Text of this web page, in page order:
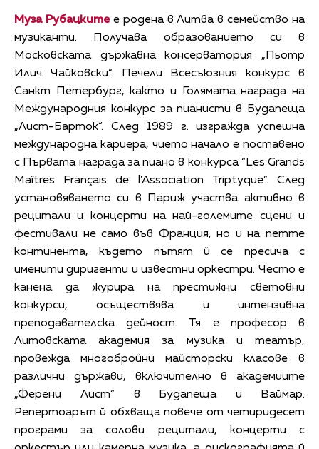
Муза Рубацкитее родена в Литва в семейство на
музиканти. Получава образованието си в
Московската държавна консерватория „Пьотр
Илич Чайковски“. Печели Всесъюзния конкурс в
Санкт Петербург, както и Голямата награда на
Международния конкурс за пианисти в Будапеща
„Лист-Барток“. След 1989 г. изгражда успешна
международна кариера, чието начало е поставено
с Първата награда за пиано в конкурса “Les Grands
Maîtres Français de l'Association Triptyque”. След
установяването си в Париж участва активно в
рецитали и концерти на най-големите сцени и
фестивали не само във Франция, но и на петте
континента, където пътят й се пресича с
именити диригенти и известни оркестри. Често е
канена да журира на престижни световни
конкурси, осъществява и интензивна
преподавателска дейност. Тя е професор в
Литовската академия за музика и театър,
провежда многобройни майсторски класове в
различни държави, включително в академиите
„Ференц Лист“ в Будапеща и Ваймар.
Репертоарът й обхваща повече от четиридесет
програми за солови рецитали, концерти с